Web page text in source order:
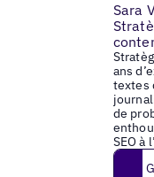
Sara
ans
textes
de
SEO à
Get